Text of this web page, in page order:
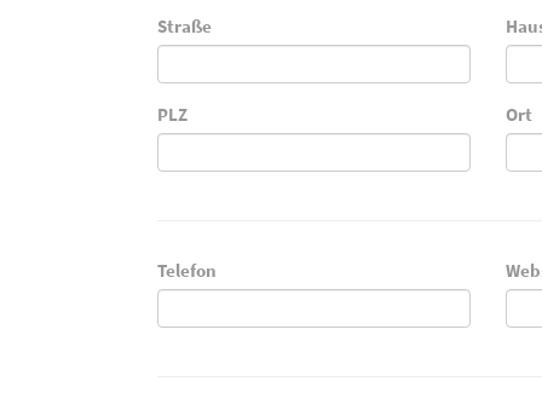
Straße
PLZ Ort
Telefon